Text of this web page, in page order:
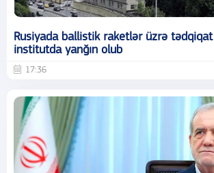
Rusiyada ballistik raketlər üzrə
institutda yanğın olub
17:36